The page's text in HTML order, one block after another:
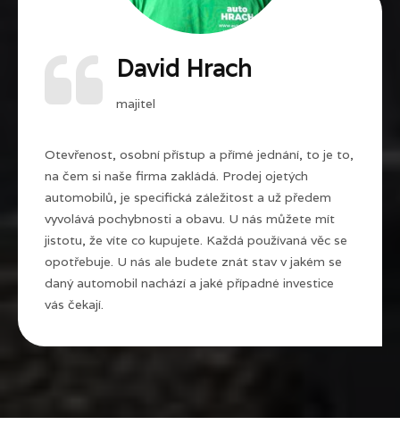
David Hrach
majitel
Otevřenost, osobní přístup a přímé jednání, to je to,
na čem si naše firma zakládá. Prodej ojetých
automobilů, je specifická záležitost a už předem
vyvolává pochybnosti a obavu. U nás můžete mít
jistotu, že víte co kupujete. Každá používaná věc se
opotřebuje. U nás ale budete znát stav v jakém se
daný automobil nachází a jaké případné investice
vás čekají.